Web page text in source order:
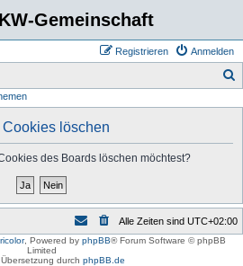
Gemeinschaft
Anmelden
Registrieren
löschen
des Boards löschen möchtest?
Alle Zeiten sind UTC+02:00
, Powered by phpBB® Forum Software © phpBB
Limited
durch phpBB.de